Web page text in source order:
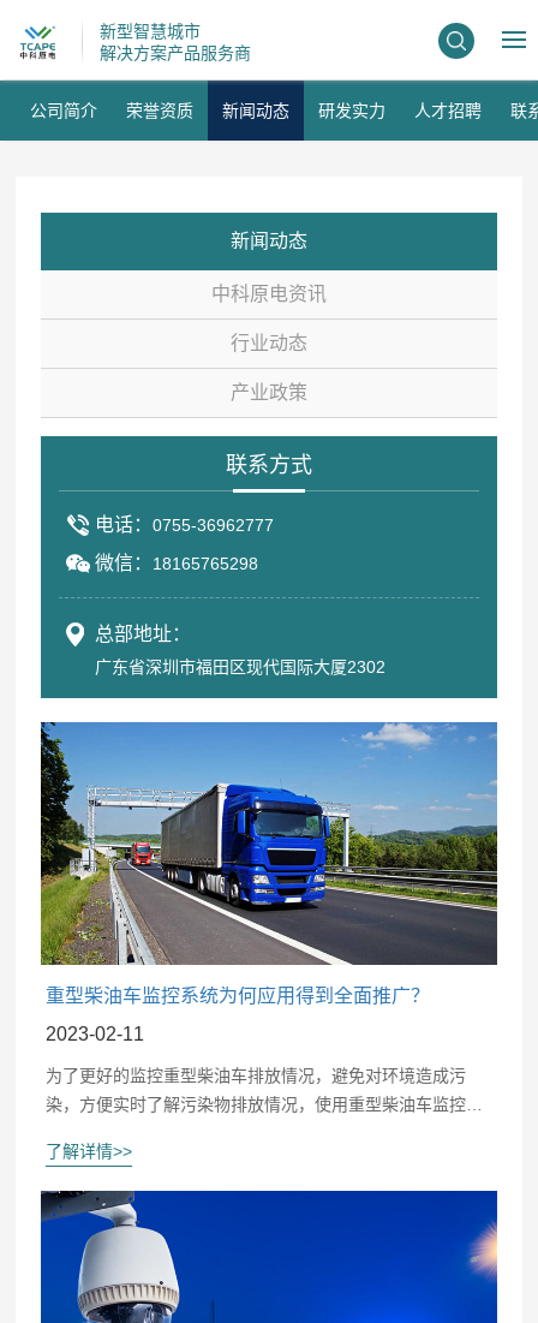
新型智慧城市
解决方案产品服务商
NEWS
新闻动态
公司简介 荣誉资质 新闻动态 研发实力 人才招聘 联
新闻动态
中科原电资讯
行业动态
产业政策
联系方式
电话：0755-36962777
微信： 18165765298
总部地址：
广东省深圳市福田区现代国际大厦2302
重型柴油车监控系统为何应用得到全面推广？
2023-02-11
为了更好的监控重型柴油车排放情况，避免对环境造成污
染，方便实时了解污染物排放情况，使用重型柴油车监控系
直接了解行驶数据以及尾气排放情况，数据直接传输到服务
器端。
了解详情>>